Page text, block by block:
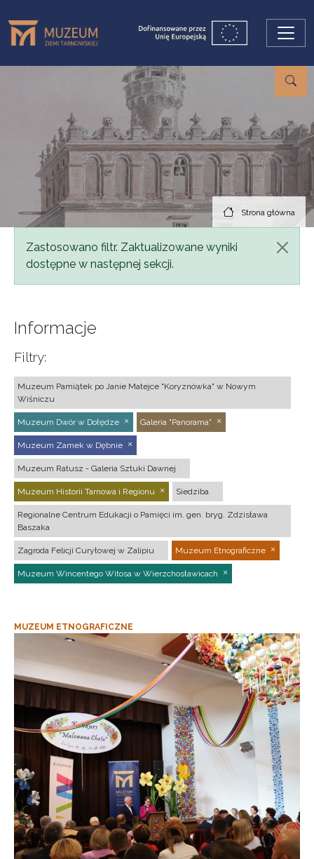
Strona główna
Komunikat
Zastosowano filtr. Zaktualizowane wyniki
dostępne w następnej sekcji.
Informacje
Filtry:
Muzeum Pamiątek po Janie Matejce "Koryznówka" w Nowym
Wiśniczu
Muzeum Dwór w Dołędze Galeria "Panorama"
Muzeum Zamek w Dębnie
Muzeum Ratusz - Galeria Sztuki Dawnej
Muzeum Historii Tarnowa i Regionu Siedziba
Regionalne Centrum Edukacji o Pamięci im. gen. bryg. Zdzisława
Baszaka
Zagroda Felicji Curyłowej w Zalipiu Muzeum Etnograficzne
Muzeum Wincentego Witosa w Wierzchosławicach
MUZEUM ETNOGRAFICZNE